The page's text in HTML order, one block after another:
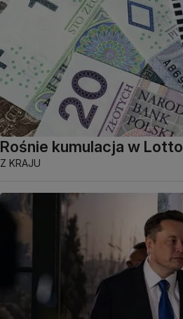
Rośnie kumulacja w Lotto
Z KRAJU